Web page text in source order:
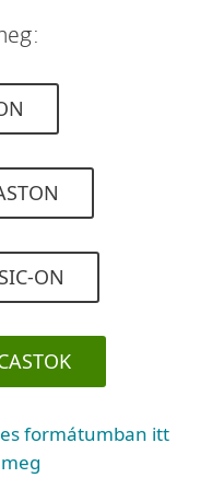
ON
formátumban itt